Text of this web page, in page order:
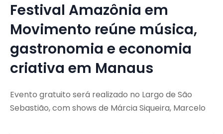
Festival Amazônia em
Movimento reúne música,
gastronomia e economia
criativa em Manaus
Evento gratuito será realizado no Largo de São
Sebastião, com shows de Márcia Siqueira, Marcelo